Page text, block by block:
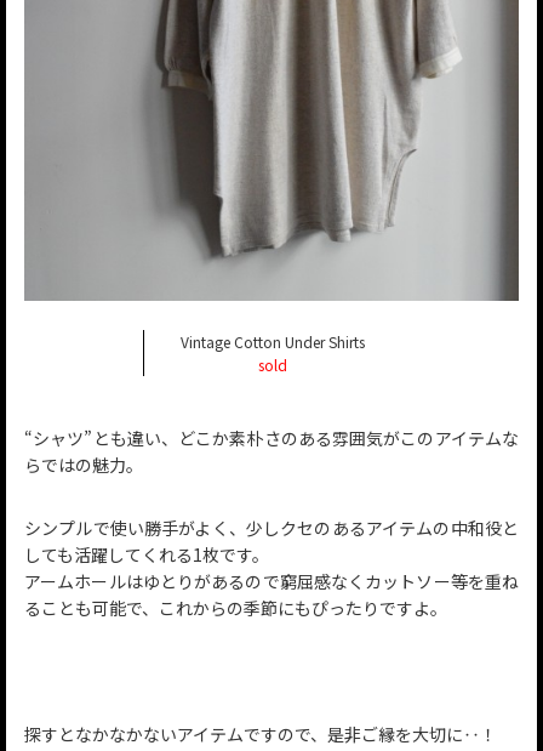
Vintage Cotton Under Shirts
sold
“シャツ”とも違い、どこか素朴さのある雰囲気がこのアイテムな
らではの魅力。
シンプルで使い勝手がよく、少しクセのあるアイテムの中和役と
しても活躍してくれる1枚です。
アームホールはゆとりがあるので窮屈感なくカットソー等を重ね
ることも可能で、これからの季節にもぴったりですよ。
探すとなかなかないアイテムですので、是非ご縁を大切に‥！